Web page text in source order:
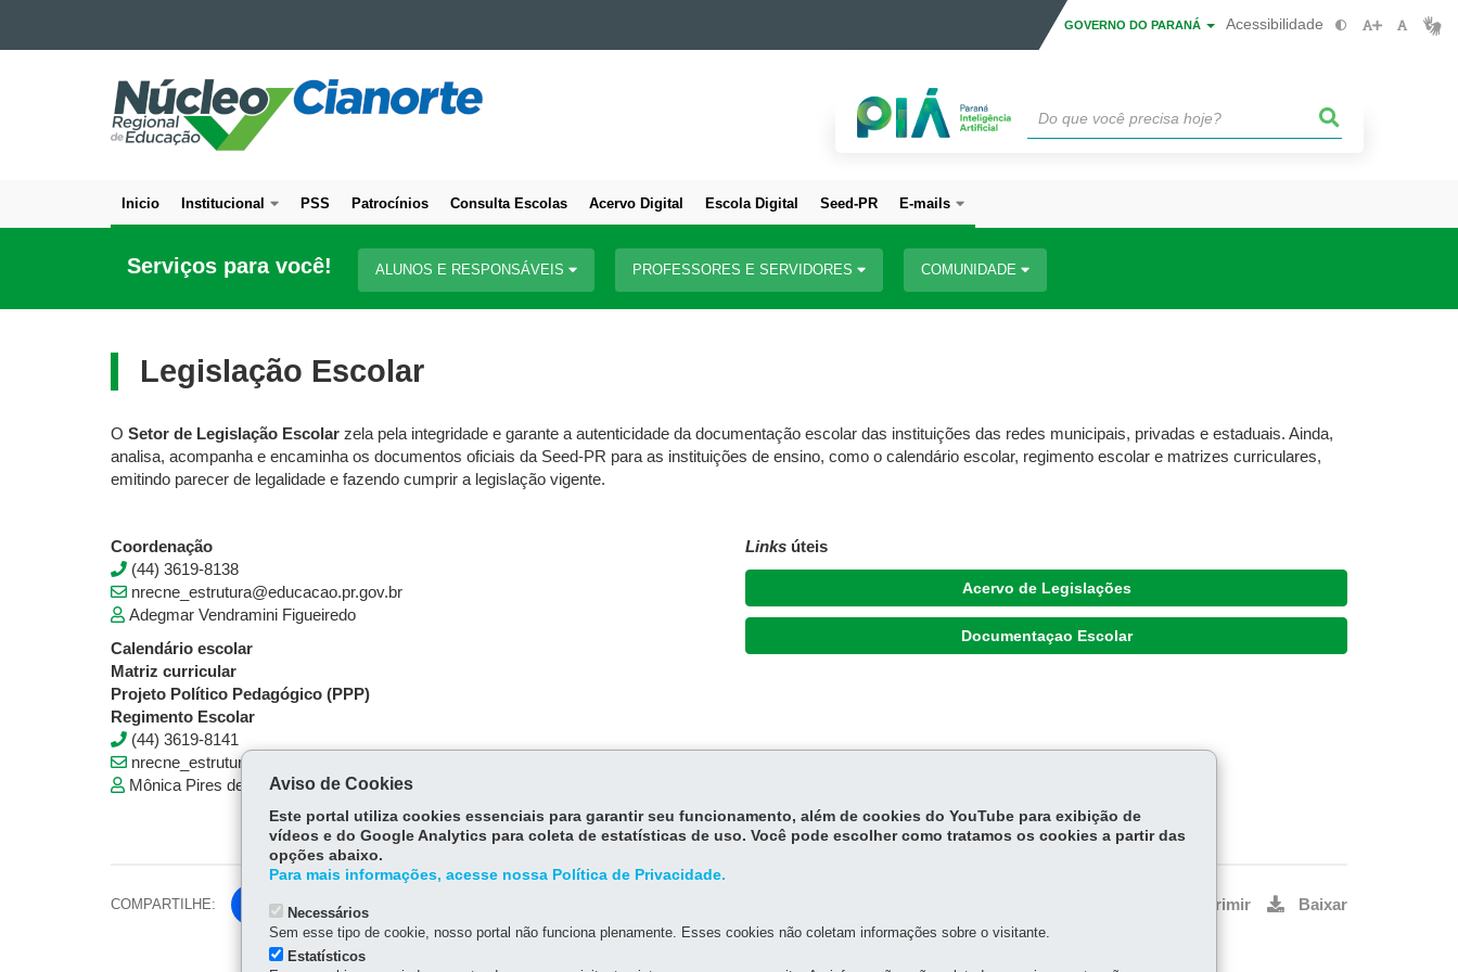
Ir para a navegação
Ir para a busca
GOVERNO DO PARANÁ Acessibilidade
NÚCLEO
REGIONAL
DE
CIANORTE
Navegação
principal
Inicio Institucional PSS Patrocínios Consulta Escolas Acervo Digital Escola Digital Seed-PR E-mails
Serviços para você! ALUNOS E RESPONSÁVEIS PROFESSORES E SERVIDORES COMUNIDADE
Legislação Escolar
O Setor de Legislação Escolar zela pela integridade e garante a autenticidade da documentação escolar das instituições das redes municipais, privadas e estaduais. Ainda,
analisa, acompanha e encaminha os documentos oficiais da Seed-PR para as instituições de ensino, como o calendário escolar, regimento escolar e matrizes curriculares,
emitindo parecer de legalidade e fazendo cumprir a legislação vigente.
Coordenação
(44) 3619-8138
nrecne_estrutura@educacao.pr.gov.br
Adegmar Vendramini Figueiredo
Calendário escolar
Matriz curricular
Projeto Político Pedagógico (PPP)
Regimento Escolar
(44) 3619-8141
nrecne_estrutura@educacao.pr.gov.br
Mônica Pires de Oliveira
Links úteis
Acervo de Legislações
Documentaçao Escolar
COMPARTILHE:
Fa
ce
bo
Tw
Imprimir Baixar
Aviso de Cookies
Este portal utiliza cookies essenciais para garantir seu funcionamento, além de cookies do YouTube para exibição de
vídeos e do Google Analytics para coleta de estatísticas de uso. Você pode escolher como tratamos os cookies a partir das
opções abaixo.
Para mais informações, acesse nossa Política de Privacidade.
Necessários
Sem esse tipo de cookie, nosso portal não funciona plenamente. Esses cookies não coletam informações sobre o visitante.
Estatísticos